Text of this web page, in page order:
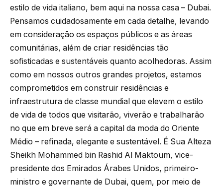
estilo de vida italiano, bem aqui na nossa casa – Dubai.
Pensamos cuidadosamente em cada detalhe, levando
em consideração os espaços públicos e as áreas
comunitárias, além de criar residências tão
sofisticadas e sustentáveis quanto acolhedoras. Assim
como em nossos outros grandes projetos, estamos
comprometidos em construir residências e
infraestrutura de classe mundial que elevem o estilo
de vida de todos que visitarão, viverão e trabalharão
no que em breve será a capital da moda do Oriente
Médio – refinada, elegante e sustentável. É Sua Alteza
Sheikh Mohammed bin Rashid Al Maktoum, vice-
presidente dos Emirados Árabes Unidos, primeiro-
ministro e governante de Dubai, quem, por meio de